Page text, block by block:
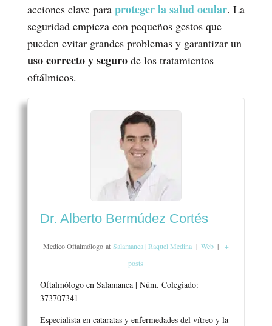
acciones clave para proteger la salud ocular. La
seguridad empieza con pequeños gestos que
pueden evitar grandes problemas y garantizar un
uso correcto y segurode los tratamientos
oftálmicos.
Dr. Alberto Bermúdez Cortés
Medico Oftalmólogo at Salamanca | Raquel Medina | Web |
+
posts
Oftalmólogo en Salamanca | Núm. Colegiado:
373707341
Especialista en cataratas y enfermedades del vítreo y la